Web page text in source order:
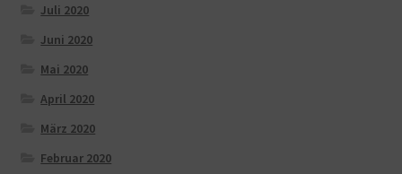
Juli 2020
Juni 2020
Mai 2020
April 2020
März 2020
Februar 2020